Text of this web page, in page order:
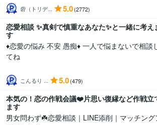
砦（トリデ... 5.0(2772)
恋愛相談 ✨真剣で慎重なあなた✨と一緒に考え
す
♦️恋愛の悩み 不安 愚痴♦️ 一人で悩まないで相談
てね
こんるり ... 5.0(479)
本気の！恋の作戦会議❤️片思い復縁など作戦立
ます
男女問わず☘️恋愛相談｜LINE添削｜マッチング